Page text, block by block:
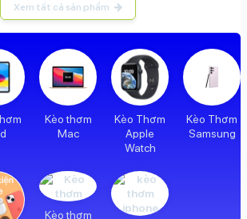
Xem tất cả sản phẩm
Kèo thơm
Mac
Kèo Thơm
Apple
Watch
Kèo Thơm
Samsung
Kèo thơm